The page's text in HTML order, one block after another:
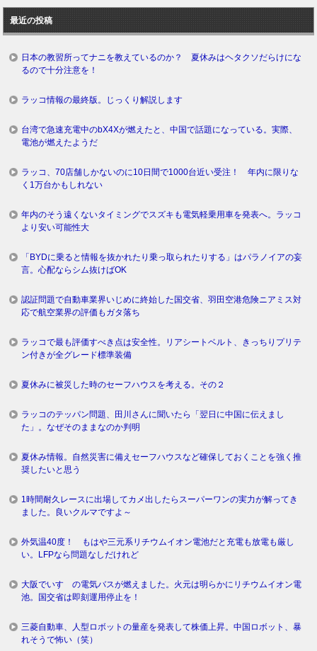
ロ
グ
最近の投稿
日本の教習所ってナニを教えているのか？ 夏休みはヘタクソだらけにな
るので十分注意を！
ラッコ情報の最終版。じっくり解説します
台湾で急速充電中のbX4Xが燃えたと、中国で話題になっている。実際、
電池が燃えたようだ
ラッコ、70店舗しかないのに10日間で1000台近い受注！ 年内に限りな
く1万台かもしれない
年内のそう遠くないタイミングでスズキも電気軽乗用車を発表へ。ラッコ
より安い可能性大
「BYDに乗ると情報を抜かれたり乗っ取られたりする」はパラノイアの妄
言。心配ならシム抜けばOK
認証問題で自動車業界いじめに終始した国交省、羽田空港危険ニアミス対
応で航空業界の評価もガタ落ち
ラッコで最も評価すべき点は安全性。リアシートベルト、きっちりプリテ
ン付きが全グレード標準装備
夏休みに被災した時のセーフハウスを考える。その２
ラッコのテッパン問題、田川さんに聞いたら「翌日に中国に伝えまし
た」。なぜそのままなのか判明
夏休み情報。自然災害に備えセーフハウスなど確保しておくことを強く推
奨したいと思う
1時間耐久レースに出場してカメ出したらスーパーワンの実力が解ってき
ました。良いクルマですよ～
外気温40度！ もはや三元系リチウムイオン電池だと充電も放電も厳し
い。LFPなら問題なしだけれど
大阪でいすゞの電気バスが燃えました。火元は明らかにリチウムイオン電
池。国交省は即刻運用停止を！
三菱自動車、人型ロボットの量産を発表して株価上昇。中国ロボット、暴
れそうで怖い（笑）